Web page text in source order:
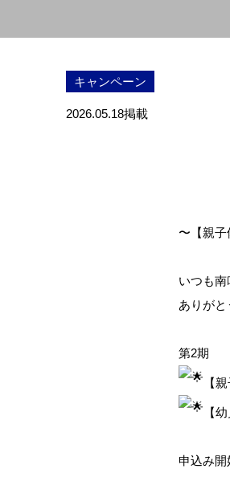
キャンペーン
2026.05.18掲載
〜【親
いつも
ありがと
第2期
【
【
申込み開